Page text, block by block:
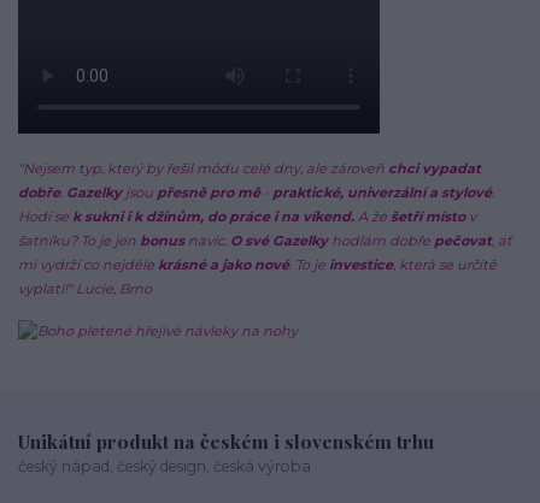
"Nejsem typ, který by řešil módu celé dny, ale zároveň chci vypadat
dobře. Gazelkyjsou přesně pro mě- praktické, univerzální a stylové.
Hodí se k sukni i k džínům, do práce i na víkend. A že šetří místov
šatníku? To je jen bonusnavíc. O své Gazelkyhodlám dobře pečovat, ať
mi vydrží co nejdéle krásné a jako nové. To je investice, která se určitě
vyplatí!" Lucie, Brno
Unikátní produkt na českém i slovenském trhu
český nápad, český design, česká výroba